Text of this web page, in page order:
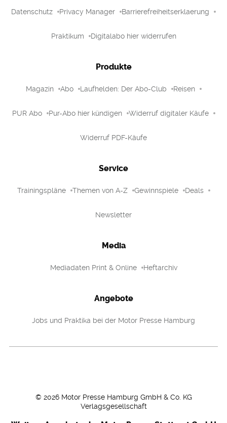
Datenschutz Privacy Manager Barrierefreiheitserklaerung
Praktikum Digitalabo hier widerrufen
Produkte
Magazin Abo Laufhelden: Der Abo-Club Reisen
PUR Abo Pur-Abo hier kündigen Widerruf digitaler Käufe
Widerruf PDF-Käufe
Service
Trainingspläne Themen von A-Z Gewinnspiele Deals
Newsletter
Media
Mediadaten Print & Online Heftarchiv
Angebote
Jobs und Praktika bei der Motor Presse Hamburg
© 2026 Motor Presse Hamburg GmbH & Co. KG
Verlagsgesellschaft